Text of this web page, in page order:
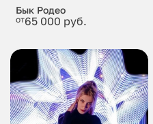
Бык Родео
от65 000 руб.